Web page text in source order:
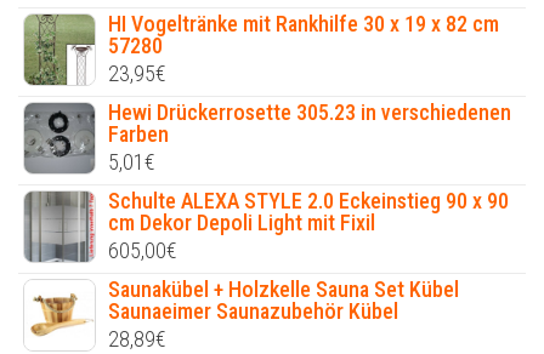
HI Vogeltränke mit Rankhilfe 30 x 19 x 82 cm
57280
23,95€
Hewi Drückerrosette 305.23 in verschiedenen
Farben
5,01€
Schulte ALEXA STYLE 2.0 Eckeinstieg 90 x 90
cm Dekor Depoli Light mit Fixil
605,00€
Saunakübel + Holzkelle Sauna Set Kübel
Saunaeimer Saunazubehör Kübel
28,89€